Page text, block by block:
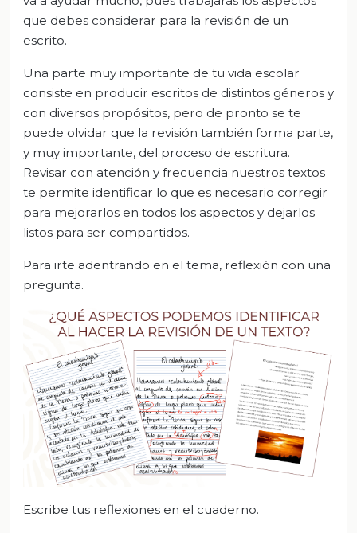
que debes considerar para la revisión de un
escrito.
Una parte muy importante de tu vida escolar
consiste en producir escritos de distintos géneros y
con diversos propósitos, pero de pronto se te
puede olvidar que la revisión también forma parte,
y muy importante, del proceso de escritura.
Revisar con atención y frecuencia nuestros textos
te permite identificar lo que es necesario corregir
para mejorarlos en todos los aspectos y dejarlos
listos para ser compartidos.
Para irte adentrando en el tema, reflexión con una
pregunta.
Escribe tus reflexiones en el cuaderno.